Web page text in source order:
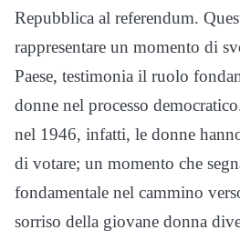
Repubblica al referendum.
rappresentare un momento di
Paese, testimonia il ruolo
donne nel processo
nel 1946, infatti, le donne
di votare; un momento che
fondamentale nel cammino
sorriso della giovane donna